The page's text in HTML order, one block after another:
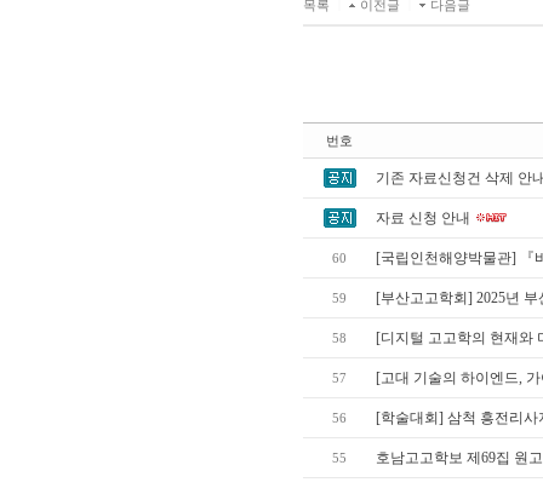
목록 이전글 다음글
번호
기존 자료신청건 삭제 안
자료 신청 안내
60 [국립인천해양박물관] 『
59 [부산고고학회] 2025년
58 [디지털 고고학의 현재와
57 [고대 기술의 하이엔드,
56 [학술대회] 삼척 흥전리
55 호남고고학보 제69집 원